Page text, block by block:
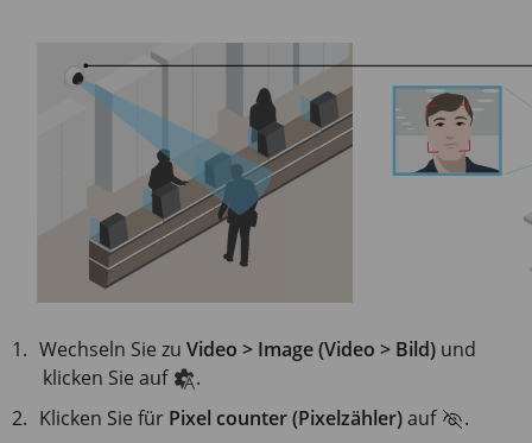
Wechseln Sie zuVideo > Image (Video > Bild) und
klicken Sie auf
.
Klicken Sie für Pixel counter (Pixelzähler)auf
.